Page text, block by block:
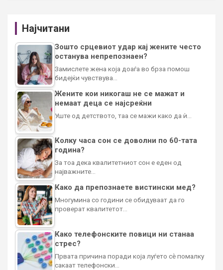
Најчитани
Зошто срцевиот удар кај жените често
останува непрепознаен?
Замислете жена која доаѓа во брза помош
бидејќи чувствува…
Жените кои никогаш не се мажат и
немаат деца се најсреќни
Уште од детството, таа се мажи како да ѝ…
Колку часа сон се доволни по 60-тата
година?
За тоа дека квалитетниот сон е еден од
најважните…
Како да препознаете вистински мед?
Многумина со години се обидуваат да го
проверат квалитетот…
Како телефонските повици ни станаа
стрес?
Првата причина поради која луѓето сè помалку
сакаат телефонски…